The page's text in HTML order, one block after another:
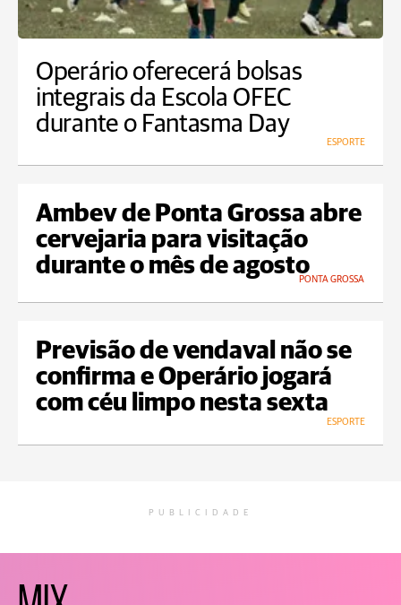
Operário oferecerá bolsas
integrais da Escola OFEC
durante o Fantasma Day
ESPORTE
Ambev de Ponta Grossa abre
cervejaria para visitação
durante o mês de agosto
PONTA GROSSA
Previsão de vendaval não se
confirma e Operário jogará
com céu limpo nesta sexta
ESPORTE
PUBLICIDADE